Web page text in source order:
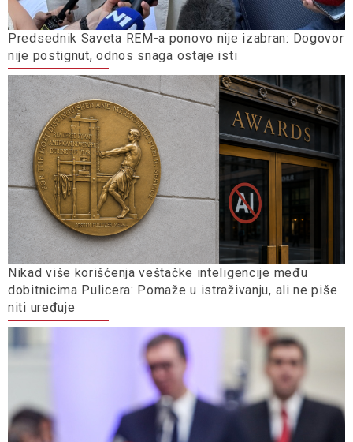
Predsednik Saveta REM-a ponovo nije izabran: Dogovor
nije postignut, odnos snaga ostaje isti
Nikad više korišćenja veštačke inteligencije među
dobitnicima Pulicera: Pomaže u istraživanju, ali ne piše
niti uređuje